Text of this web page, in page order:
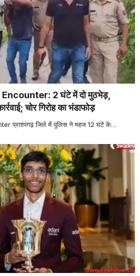
2 घंटे में दो मुठभेड़,
चोर गिरोह का भंडाफोड़
प्रतापगढ़ जिले में पुलिस ने महज 12 घंटे के…